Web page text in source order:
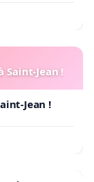
Jean !
Jean !